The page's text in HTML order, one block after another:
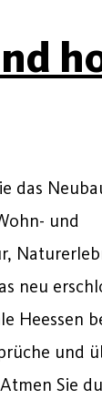
das
und
neu
Heessen
und
Sie